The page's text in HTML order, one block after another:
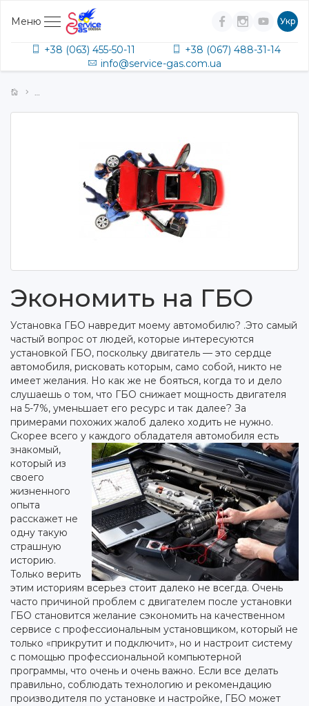
Меню Укр
+38 (063) 455-50-11
+38 (067) 488-31-14
info@service-gas.com.ua
Экономить на ГБО
Установка ГБО навредит моему автомобилю? .Это самый
частый вопрос от людей, которые интересуются
установкой ГБО, поскольку двигатель — это сердце
автомобиля, рисковать которым, само собой, никто не
имеет желания. Но как же не бояться, когда то и дело
слушаешь о том, что ГБО снижает мощность двигателя
на 5-7%, уменьшает его ресурс и так далее? За
примерами похожих жалоб далеко ходить не нужно.
Скорее всего у каждого обладателя автомобиля есть
знакомый,
который из
своего
жизненного
опыта
расскажет не
одну такую
страшную
историю.
Только верить
этим историям всерьез стоит далеко не всегда. Очень
часто причиной проблем с двигателем после установки
ГБО становится желание сэкономить на качественном
сервисе с профессиональным установщиком, который не
только «прикрутит и подключит», но и настроит систему
с помощью профессиональной компьютерной
программы, что очень и очень важно. Если все делать
правильно, соблюдать технологию и рекомендацию
производителя по установке и настройке, ГБО может